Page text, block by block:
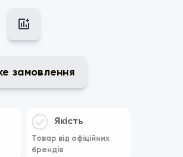
замовлення
Якість
Товар від офіційних
брендів